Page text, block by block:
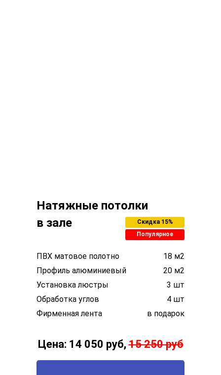
Натяжные потолки
Скидка 15%
в зале
Популярное
ПВХ матовое полотно
18 м2
Профиль алюминиевый
20 м2
Установка люстры
3 шт
Обработка углов
4 шт
Фирменная лента
в подарок
Цена: 14 050 руб,15 250 руб